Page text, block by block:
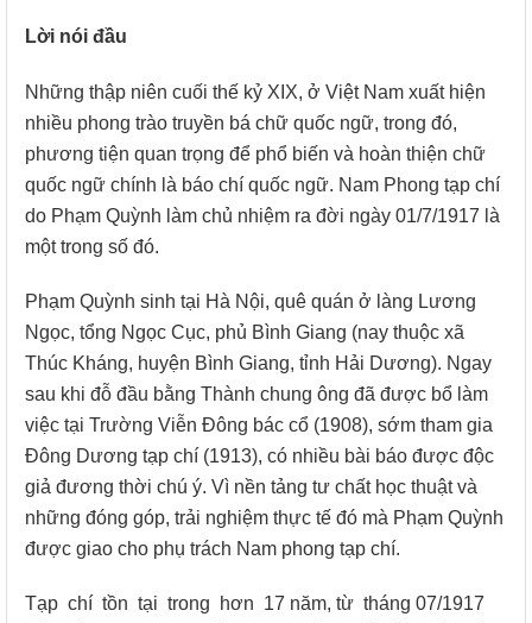
Lời nói đầu
Những thập niên cuối thế kỷ XIX, ở Việt Nam xuất hiện
nhiều phong trào truyền bá chữ quốc ngữ, trong đó,
phương tiện quan trọng để phổ biến và hoàn thiện chữ
quốc ngữ chính là báo chí quốc ngữ. Nam Phong tạp chí
do Phạm Quỳnh làm chủ nhiệm ra đời ngày 01/7/1917 là
một trong số đó.
Phạm Quỳnh sinh tại Hà Nội, quê quán ở làng Lương
Ngọc, tổng Ngọc Cục, phủ Bình Giang (nay thuộc xã
Thúc Kháng, huyện Bình Giang, tỉnh Hải Dương). Ngay
sau khi đỗ đầu bằng Thành chung ông đã được bổ làm
việc tại Trường Viễn Đông bác cổ (1908), sớm tham gia
Đông Dương tạp chí (1913), có nhiều bài báo được độc
giả đương thời chú ý. Vì nền tảng tư chất học thuật và
những đóng góp, trải nghiệm thực tế đó mà Phạm Quỳnh
được giao cho phụ trách Nam phong tạp chí.
Tạp chí tồn tại trong hơn 17 năm, từ tháng 07/1917